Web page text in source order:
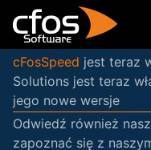
cFosSpeed jest teraz
Solutions jest teraz
jego nowe wersje
Odwiedź również
zapoznać się z